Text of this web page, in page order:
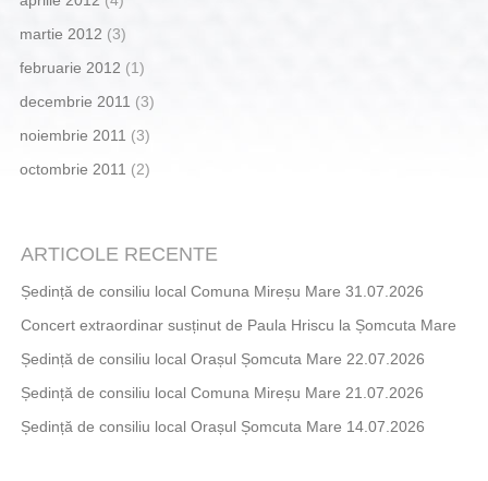
martie 2012 (3)
februarie 2012 (1)
decembrie 2011 (3)
noiembrie 2011 (3)
octombrie 2011 (2)
ARTICOLE RECENTE
Ședință de consiliu local Comuna Mireșu Mare 31.07.2026
Concert extraordinar susținut de Paula Hriscu la Șomcuta Mare
Ședință de consiliu local Orașul Șomcuta Mare 22.07.2026
Ședință de consiliu local Comuna Mireșu Mare 21.07.2026
Ședință de consiliu local Orașul Șomcuta Mare 14.07.2026